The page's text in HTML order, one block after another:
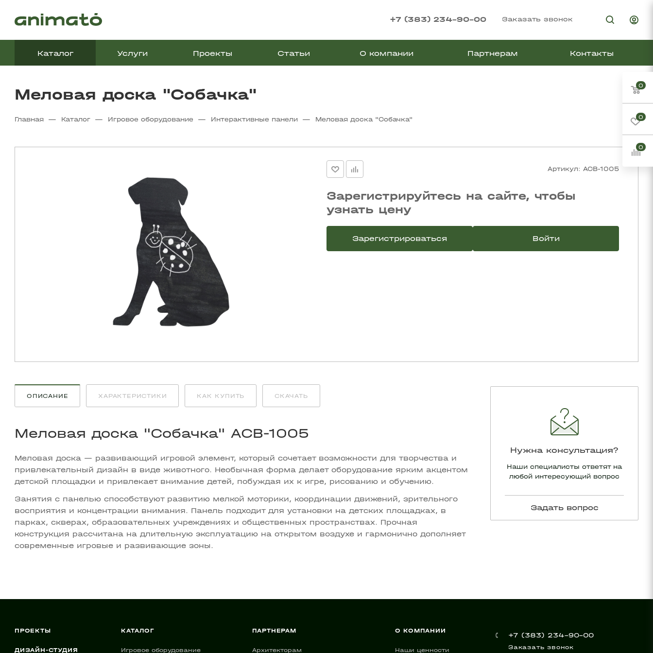
+7 (383) 234-90-00 Заказать звонок
Каталог Услуги Проекты Статьи О компании Партнерам Контакты
Меловая доска "Собачка"
Главная — Каталог — Игровое оборудование — Интерактивные панели — Меловая доска "Собачка"
Артикул: ACB-1005
Зарегистрируйтесь на сайте, чтобы
узнать цену
Зарегистрироваться Войти
ОПИСАНИЕ ХАРАКТЕРИСТИКИ КАК КУПИТЬ СКАЧАТЬ
Меловая доска "Собачка" ACB-1005
Меловая доска — развивающий игровой элемент, который сочетает возможности для творчества и
привлекательный дизайн в виде животного. Необычная форма делает оборудование ярким акцентом
детской площадки и привлекает внимание детей, побуждая их к игре, рисованию и обучению.
Занятия с панелью способствуют развитию мелкой моторики, координации движений, зрительного
восприятия и концентрации внимания. Панель подходит для установки на детских площадках, в
парках, скверах, образовательных учреждениях и общественных пространствах. Прочная
конструкция рассчитана на длительную эксплуатацию на открытом воздухе и гармонично дополняет
современные игровые и развивающие зоны.
Нужна консультация?
Наши специалисты ответят на
любой интересующий вопрос
Задать вопрос
ПРОЕКТЫ
ДИЗАЙН-СТУДИЯ
КАТАЛОГ
Игровое оборудование
ПАРТНЕРАМ
Архитекторам
О КОМПАНИИ
Наши ценности
+7 (383) 234-90-00
Заказать звонок
0
0
0